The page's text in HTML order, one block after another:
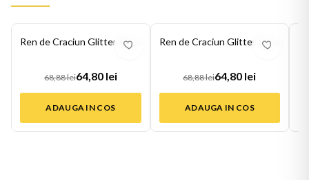
6%
Ren de Craciun Glitter Rosu
68,88 lei64,80 lei
ADAUGA IN COS
6%
Ren de Craciun Glitter Rosu
68,88 lei64,80 lei
ADAUGA IN COS